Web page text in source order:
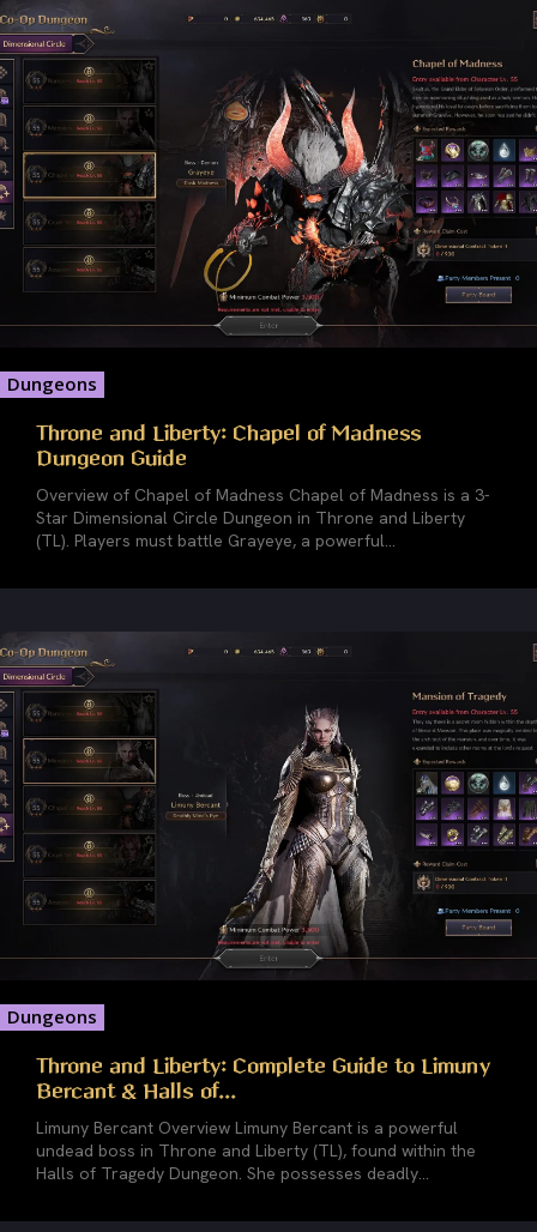
Dungeons
Throne and Liberty: Chapel of Madness
Dungeon Guide
Overview of Chapel of Madness Chapel of Madness is a 3-
Star Dimensional Circle Dungeon in Throne and Liberty
(TL). Players must battle Grayeye, a powerful...
Dungeons
Throne and Liberty: Complete Guide to Limuny
Bercant & Halls of...
Limuny Bercant Overview Limuny Bercant is a powerful
undead boss in Throne and Liberty (TL), found within the
Halls of Tragedy Dungeon. She possesses deadly...